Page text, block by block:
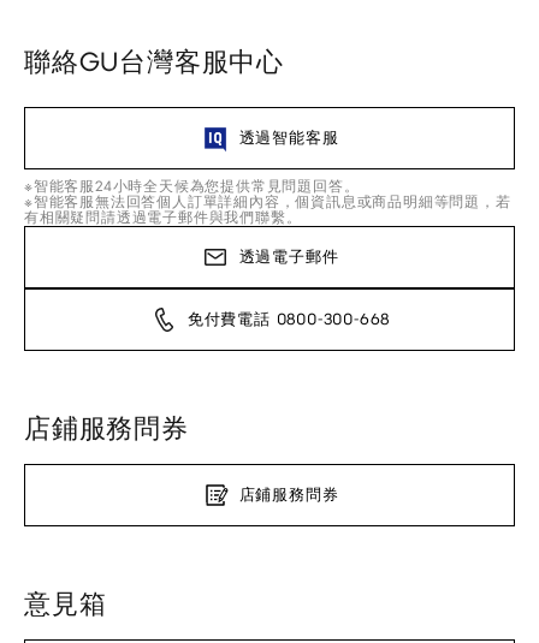
聯絡GU台灣客服中心
透過智能客服
※智能客服24小時全天候為您提供常見問題回答。
※智能客服無法回答個人訂單詳細內容，個資訊息或商品明細等問題，若
有相關疑問請透過電子郵件與我們聯繫。
透過電子郵件
免付費電話 0800-300-668
店鋪服務問券
店鋪服務問券
意見箱